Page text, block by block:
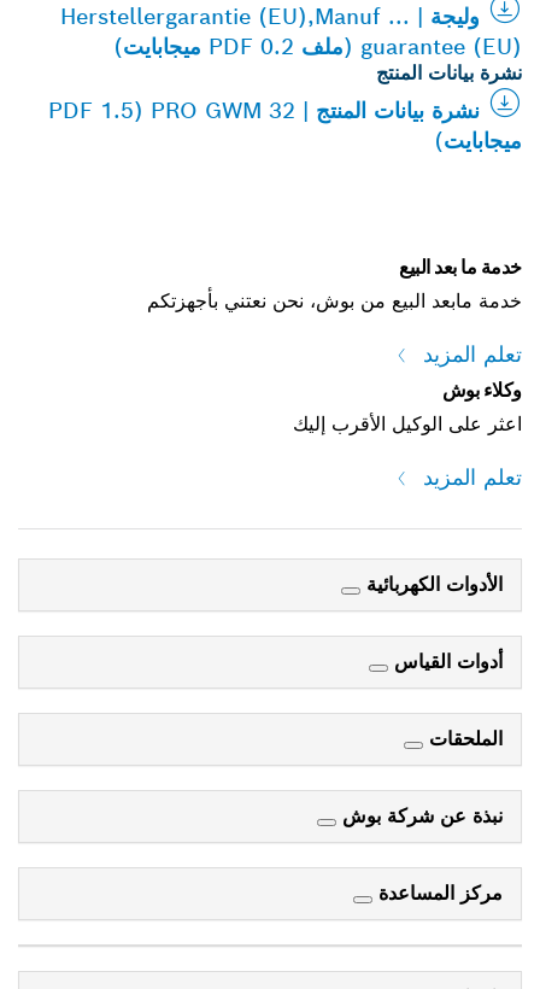
وليجة | Herstellergarantie (EU),Manuf ...
guarantee (EU) (ملف PDF 0.2 ميجابايت)
نشرة بيانات المنتج
نشرة بيانات المنتج | PRO GWM 32 (PDF 1.5
ميجابايت)
خدمة ما بعد البيع
خدمة مابعد البيع من بوش، نحن نعتني بأجهزتكم
تعلم المزيد
وكلاء بوش
اعثر على الوكيل الأقرب إليك
تعلم المزيد
الأدوات الكهربائية
أدوات القياس
الملحقات
نبذة عن شركة بوش
مركز المساعدة